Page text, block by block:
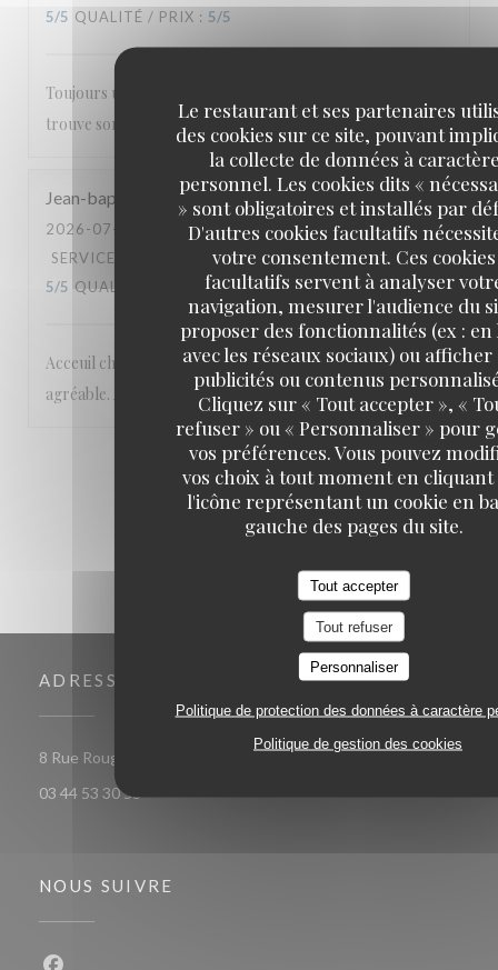
Le restaurant et ses partenaires
des cookies sur ce site, pouvant
la collecte de données à
personnel. Les cookies dits «
» sont obligatoires et installés par
D'autres cookies facultatifs
votre consentement. Ces cookies
facultatifs servent à analyser
navigation, mesurer l'audience du
proposer des fonctionnalités (ex : en
avec les réseaux sociaux) ou afficher
publicités ou contenus
Cliquez sur « Tout accepter », «
refuser » ou « Personnaliser » pour
vos préférences. Vous pouvez
vos choix à tout moment en
l'icône représentant un cookie en
gauche des pages du site.
Tout accepter
Tout refuser
Personnaliser
Politique de protection des données à caractère
Politique de gestion des cookies
5/5 QUALITÉ / PRIX : 5/5
Toujours un bon accueil et une carte où tout le monde
trouve son bonheur.
Jean-baptiste
2026-07-17
- 20:00 - COUVERTS 2
SERVICE
AMBIANCE: 5/5 CUISINE:
5/5 QUALITÉ / PRIX 5/5
Acceuil chaleureux et excellentes prestations. Cadre
agréable. A recommander
1 2 3
ADRESSE
8 Rue Rougemaille, 60300 Senlis((ouvre une nouvelle fenêtre))
03 44 53 30 53
NOUS SUIVRE